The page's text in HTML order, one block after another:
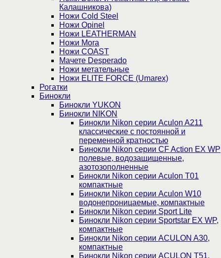
Калашникова)
Ножи Cold Steel
Ножи Opinel
Ножи LEATHERMAN
Ножи Mora
Ножи COAST
Мачете Desperado
Ножи метательные
Ножи ELITE FORCE (Umarex)
Рогатки
Бинокли
Бинокли YUKON
Бинокли NIKON
Бинокли Nikon серии Aculon A211
классические с постоянной и
переменной кратностью
Бинокли Nikon серии СF Action EX WP
полевые, водозащищенные,
азотозополненные
Бинокли Nikon серии Aculon T01
компактные
Бинокли Nikon серии Aculon W10
водонепроницаемые, компактные
Бинокли Nikon серии Sport Lite
Бинокли Nikon серии Sportstar EX WP,
компактные
Бинокли Nikon серии ACULON A30,
компактные
Бинокли Nikon серии ACULON Т51,